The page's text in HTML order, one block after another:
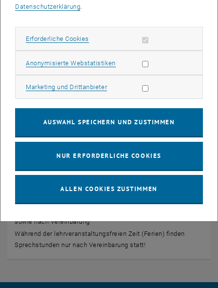
Öffnungszeiten
© Matthias Heisler
Sekretariat:
Montag - Donnerstag 10:00 bis 12:00 Uhr
sowie nach Vereinbarung
Während der lehrveranstaltungsfreien Zeit (Ferien) finden
Sprechstunden nur nach Vereinbarung statt!
Datenschutzerklärung
Erforderliche Cookies Erforderliche Cookies zulassen
Anonymisierte WebstatistikenStatistik Cookies zulassen
Marketing und DrittanbieterMarketing Cookies zulassen
AUSWAHL SPEICHERN UND ZUSTIMMEN
NUR ERFORDERLICHE COOKIES
ALLEN COOKIES ZUSTIMMEN